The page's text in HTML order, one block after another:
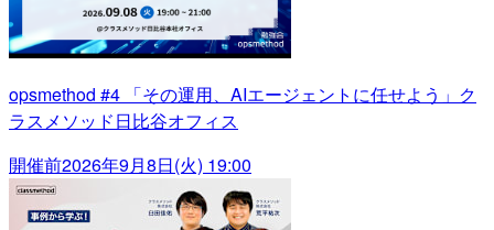
opsmethod #4 「その運用、AIエージェントに任せよう」ク
ラスメソッド日比谷オフィス
開催前2026年9月8日(火) 19:00